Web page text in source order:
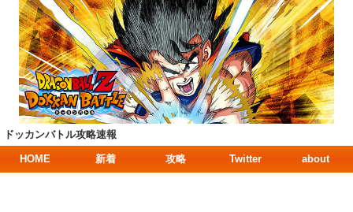
ドッカンバトル攻略速報
HOME 新着 攻略 Twitter about